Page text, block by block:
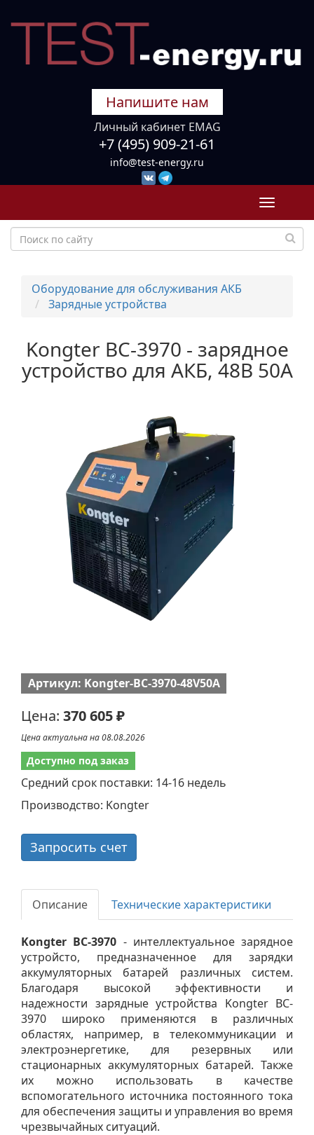
Напишите нам
Личный кабинет EMAG
+7 (495) 909-21-61
info@test-energy.ru
Toggle
Оборудование для обслуживания АКБ
Зарядные устройства
Kongter BC-3970 - зарядное
устройство для АКБ, 48В 50А
Артикул: Kongter-BC-3970-48V50A
Цена: 370 605 ₽
Цена актуальна на 08.08.2026
Доступно под заказ
Средний срок поставки: 14-16 недель
Производство: Kongter
Запросить счет
Описание Технические характеристики
Kongter BC-3970 - интеллектуальное зарядное
устройсто, предназначенное для зарядки
аккумуляторных батарей различных систем.
Благодаря высокой эффективности и
надежности зарядные устройства Kongter BC-
3970 широко применяются в различных
областях, например, в телекоммуникации и
электроэнергетике, для резервных или
стационарных аккумуляторных батарей. Также
их можно использовать в качестве
вспомогательного источника постоянного тока
для обеспечения защиты и управления во время
чрезвычайных ситуаций.